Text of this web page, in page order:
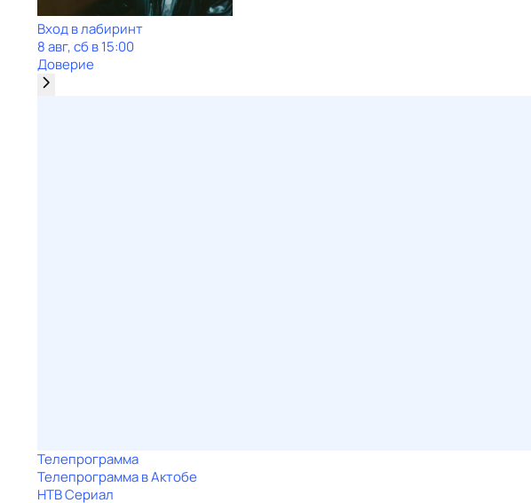
Вход в лабиринт
8 авг, сб в 15:00
Доверие
Телепрограмма
Телепрограмма в Актобе
НТВ Сериал